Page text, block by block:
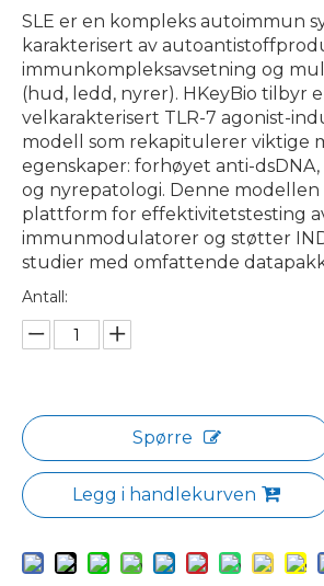
SLE er en kompleks autoimmun
karakterisert av
immunkompleksavsetning og
(hud, ledd, nyrer). HKeyBio tilbyr
velkarakterisert TLR-7 agonist-
modell som rekapitulerer viktige
egenskaper: forhøyet anti-
og nyrepatologi. Denne
plattform for effektivitetstesting
immunmodulatorer og støtter
studier med omfattende
Antall:
Spørre
Legg i handlekurven